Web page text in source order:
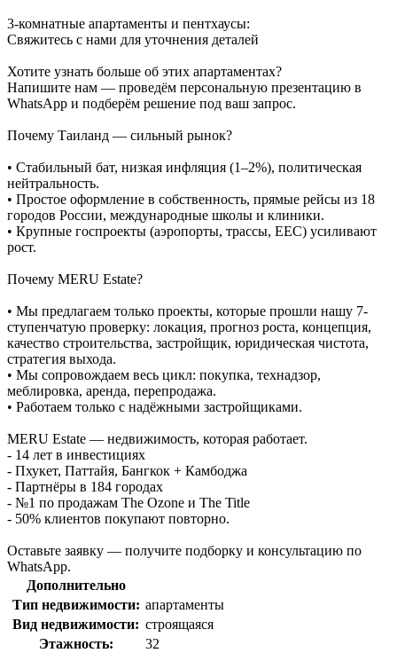
3-комнатные апартаменты и пентхаусы:
Свяжитесь с нами для уточнения деталей
Хотите узнать больше об этих апартаментах?
Напишите нам — проведём персональную презентацию в
WhatsApp и подберём решение под ваш запрос.
Почему Таиланд — сильный рынок?
• Стабильный бат, низкая инфляция (1–2%), политическая
нейтральность.
• Простое оформление в собственность, прямые рейсы из 18
городов России, международные школы и клиники.
• Крупные госпроекты (аэропорты, трассы, EEC) усиливают
рост.
Почему MERU Estate?
• Мы предлагаем только проекты, которые прошли нашу 7-
ступенчатую проверку: локация, прогноз роста, концепция,
качество строительства, застройщик, юридическая чистота,
стратегия выхода.
• Мы сопровождаем весь цикл: покупка, технадзор,
меблировка, аренда, перепродажа.
• Работаем только с надёжными застройщиками.
MERU Estate — недвижимость, которая работает.
- 14 лет в инвестициях
- Пхукет, Паттайя, Бангкок + Камбоджа
- Партнёры в 184 городах
- №1 по продажам The Ozone и The Title
- 50% клиентов покупают повторно.
Оставьте заявку — получите подборку и консультацию по
WhatsApp.
Дополнительно
Тип недвижимости: апартаменты
Вид недвижимости: строящаяся
Этажность:
32